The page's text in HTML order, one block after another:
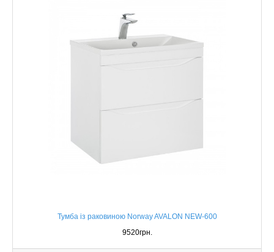
Тумба із раковиною Norway AVALON NEW-600
9520грн.